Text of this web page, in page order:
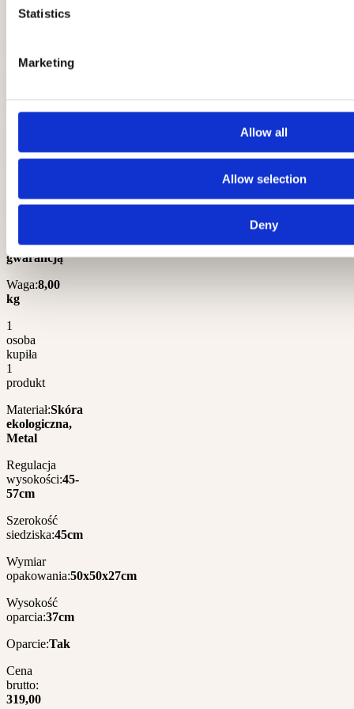
Statistics
Marketing
Allow all
Allow selection
Deny
9933/BLACK
produktu:Nowy
objęty
gwarancją
Waga:8,00
kg
1
osoba
kupiła
1
produkt
Materiał:Skóra
ekologiczna,
Metal
Regulacja
wysokości:45-
57cm
Szerokość
siedziska:45cm
Wymiar
opakowania:50x50x27cm
Wysokość
oparcia:37cm
Oparcie:Tak
Cena
brutto:
319,00